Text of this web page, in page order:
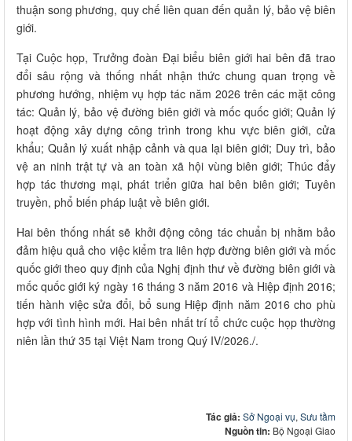
thuận song phương, quy chế liên quan đến quản lý, bảo vệ biên
giới.
Tại Cuộc họp, Trưởng đoàn Đại biểu biên giới hai bên đã trao
đổi sâu rộng và thống nhất nhận thức chung quan trọng về
phương hướng, nhiệm vụ hợp tác năm 2026 trên các mặt công
tác: Quản lý, bảo vệ đường biên giới và mốc quốc giới; Quản lý
hoạt động xây dựng công trình trong khu vực biên giới, cửa
khẩu; Quản lý xuất nhập cảnh và qua lại biên giới; Duy trì, bảo
vệ an ninh trật tự và an toàn xã hội vùng biên giới; Thúc đẩy
hợp tác thương mại, phát triển giữa hai bên biên giới; Tuyên
truyền, phổ biến pháp luật về biên giới.
Hai bên thống nhất sẽ khởi động công tác chuẩn bị nhằm bảo
đảm hiệu quả cho việc kiểm tra liên hợp đường biên giới và mốc
quốc giới theo quy định của Nghị định thư về đường biên giới và
mốc quốc giới ký ngày 16 tháng 3 năm 2016 và Hiệp định 2016;
tiến hành việc sửa đổi, bổ sung Hiệp định năm 2016 cho phù
hợp với tình hình mới. Hai bên nhất trí tổ chức cuộc họp thường
niên lần thứ 35 tại Việt Nam trong Quý IV/2026./.
Tác giả: Sở Ngoại vụ, Sưu tầm
Nguồn tin: Bộ Ngoại Giao